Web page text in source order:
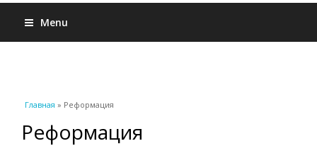
Menu
Вы здесь
Главная » Реформация
Реформация